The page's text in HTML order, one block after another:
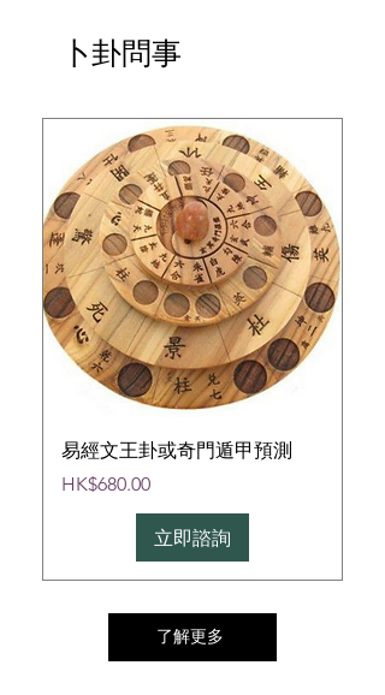
卜卦問事
易經文王卦或奇門遁甲預測
價格
HK$680.00
立即諮詢
了解更多